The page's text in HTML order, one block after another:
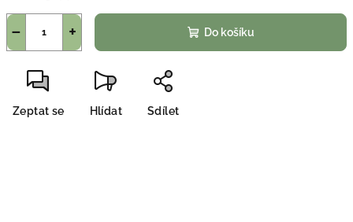
+
− Do košíku
Zeptat se Hlídat Sdílet